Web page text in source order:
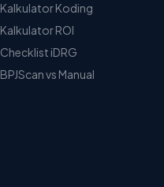
Kalkulator Koding
Kalkulator ROI
Checklist iDRG
BPJScan vs Manual